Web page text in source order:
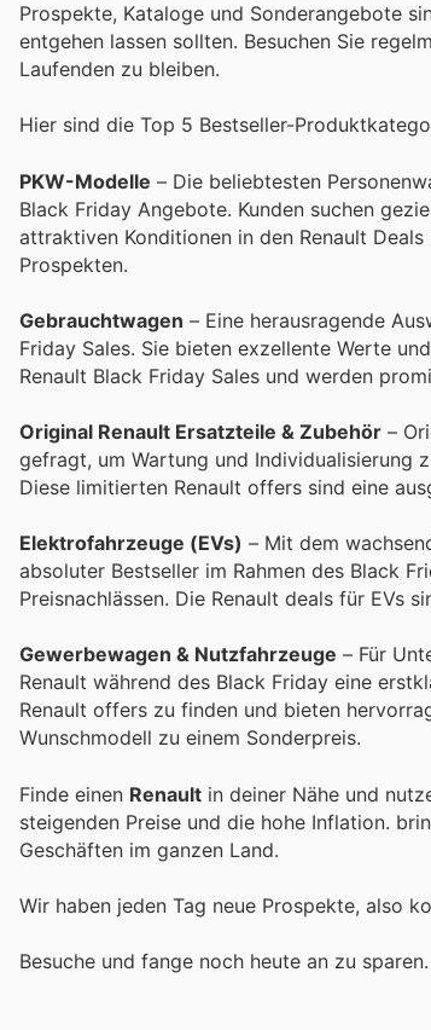
Prospekte, Kataloge und Sonderangebote
entgehen lassen sollten. Besuchen Sie
Laufenden zu bleiben.
Hier sind die Top 5 Bestseller-
PKW-Modelle – Die beliebtesten
Black Friday Angebote. Kunden suchen
attraktiven Konditionen in den Renault
Prospekten.
Gebrauchtwagen – Eine herausragende
Friday Sales. Sie bieten exzellente Werte
Renault Black Friday Sales und werden
Original Renault Ersatzteile & Zubehör –
gefragt, um Wartung und Individualisierung
Diese limitierten Renault offers sind eine
Elektrofahrzeuge (EVs) – Mit dem
absoluter Bestseller im Rahmen des Black
Preisnachlässen. Die Renault deals für EVs
Gewerbewagen & Nutzfahrzeuge – Für
Renault während des Black Friday eine
Renault offers zu finden und bieten
Wunschmodell zu einem Sonderpreis.
Finde einen Renault in deiner Nähe und
steigenden Preise und die hohe Inflation.
Geschäften im ganzen Land.
Wir haben jeden Tag neue Prospekte, also
Besuche und fange noch heute an zu sparen.